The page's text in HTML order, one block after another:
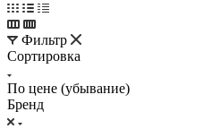
Фильтр
Сортировка
По цене (убывание)
Бренд